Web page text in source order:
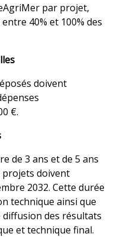
par projet,
40% et 100% des
doivent
€.
de 3 ans et de 5 ans
projets doivent
2032. Cette durée
technique ainsi que
des résultats
et technique final.